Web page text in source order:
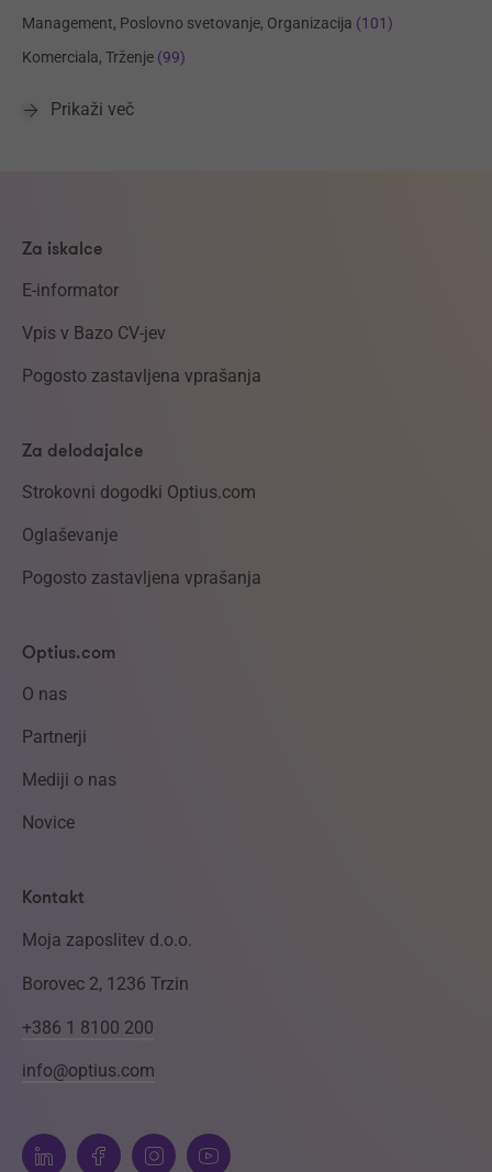
Management, Poslovno svetovanje, Organizacija (101)
Komerciala, Trženje (99)
Prikaži več
Za iskalce
E-informator
Vpis v Bazo CV-jev
Pogosto zastavljena vprašanja
Za delodajalce
Strokovni dogodki Optius.com
Oglaševanje
Pogosto zastavljena vprašanja
Optius.com
O nas
Partnerji
Mediji o nas
Novice
Kontakt
Moja zaposlitev d.o.o.
Borovec 2, 1236 Trzin
+386 1 8100 200
info@optius.com